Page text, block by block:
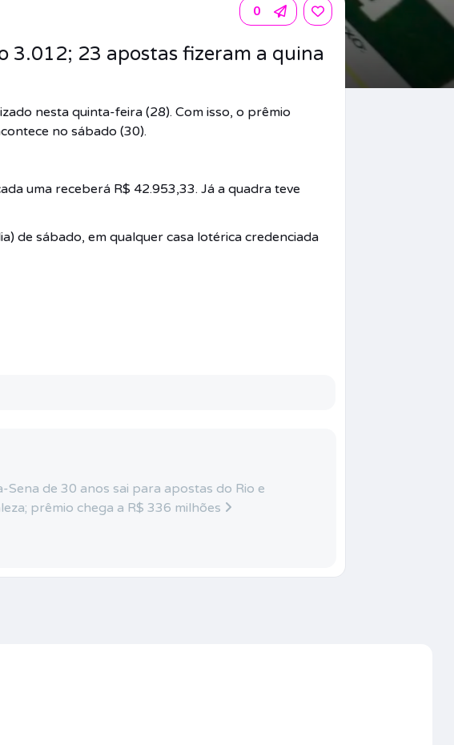
0
3.012; 23 apostas fizeram a quina
nesta quinta-feira (28). Com isso, o prêmio
no sábado (30).
uma receberá R$ 42.953,33. Já a quadra teve
de sábado, em qualquer casa lotérica credenciada
Sena de 30 anos sai para apostas do Rio e
prêmio chega a R$ 336 milhões